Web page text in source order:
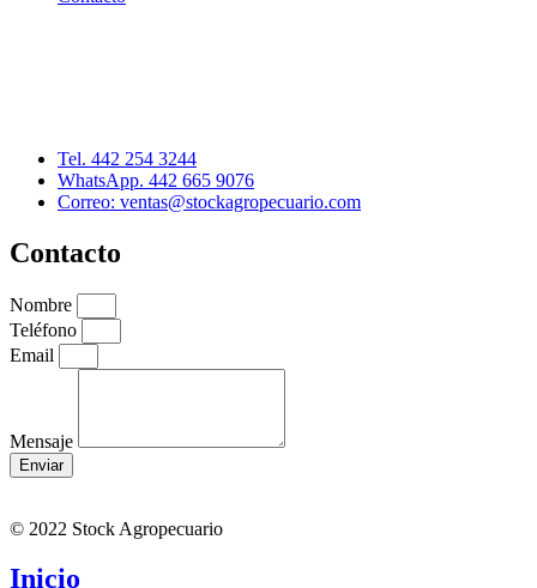
Tel. 442 254 3244
WhatsApp. 442 665 9076
Correo: ventas@stockagropecuario.com
Contacto
Nombre
Teléfono
Email
Mensaje
Enviar
© 2022 Stock Agropecuario
Inicio